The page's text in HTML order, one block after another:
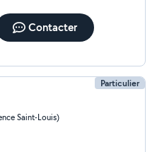
Contacter
Particulier
Saint-Louis)